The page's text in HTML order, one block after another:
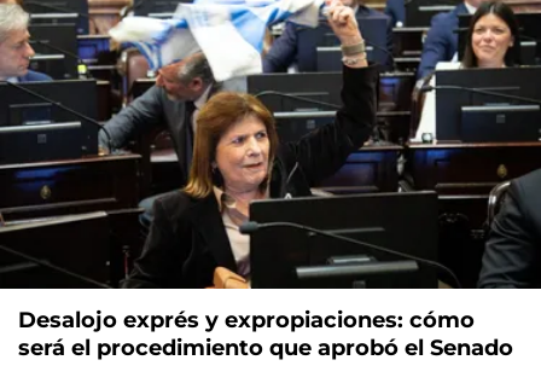
Desalojo exprés y expropiaciones: cómo
será el procedimiento que aprobó el Senado